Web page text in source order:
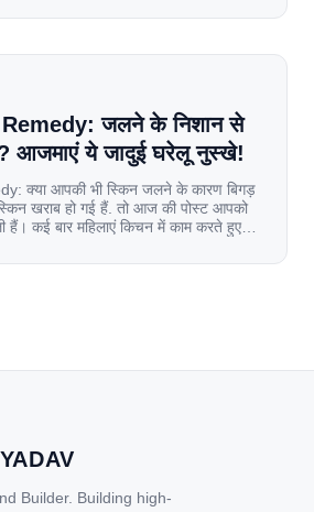
लॉन्च के तुरंत […]
जलने के निशान से
आजमाएं ये जादुई घरेलू नुस्खे!
क्या आपकी भी स्किन जलने के कारण बिगड़
खराब हो गई हैं. तो आज की पोस्ट आपको
हैं। कई बार महिलाएं किचन में काम करते हुए
Builder. Building high-